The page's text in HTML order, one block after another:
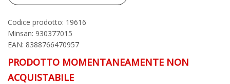
Codice prodotto: 19616
Minsan: 930377015
EAN: 8388766470957
PRODOTTO MOMENTANEAMENTE NON
ACQUISTABILE